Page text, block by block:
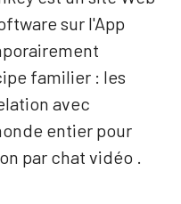
sur l'App
familier : les
avec
entier pour
par chat vidéo .